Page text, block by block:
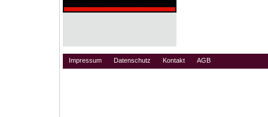
Impressum Datenschutz Kontakt AGB